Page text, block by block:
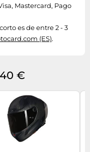
Mastercard, Pago
es de entre 2 - 3
(ES).
€